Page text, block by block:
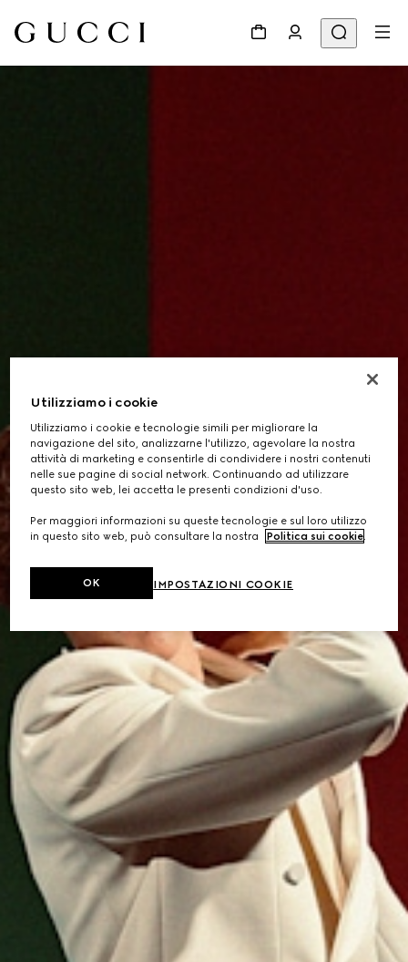
Utilizziamo i cookie
Utilizziamo i cookie e tecnologie simili per migliorare la
navigazione del sito, analizzarne l'utilizzo, agevolare la nostra
attività di marketing e consentirle di condividere i nostri contenuti
nelle sue pagine di social network. Continuando ad utilizzare
questo sito web, lei accetta le presenti condizioni d'uso.
Per maggiori informazioni su queste tecnologie e sul loro utilizzo
in questo sito web, può consultare la nostra
Politica sui cookie
IMPOSTAZIONI COOKIE
OK